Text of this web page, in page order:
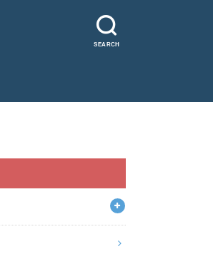
SEARCH